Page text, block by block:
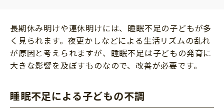
長期休み明けや連休明けには、睡眠不足の子どもが多
く見られます。夜更かしなどによる生活リズムの乱れ
が原因と考えられますが、睡眠不足は子どもの発育に
大きな影響を及ぼすものなので、改善が必要です。
睡眠不足による子どもの不調